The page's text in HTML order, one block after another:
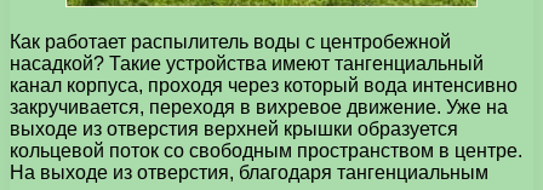
Как работает распылитель воды с центробежной
насадкой? Такие устройства имеют тангенциальный
канал корпуса, проходя через который вода интенсивно
закручивается, переходя в вихревое движение. Уже на
выходе из отверстия верхней крышки образуется
кольцевой поток со свободным пространством в центре.
На выходе из отверстия, благодаря тангенциальным